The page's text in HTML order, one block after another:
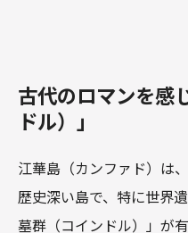
古代のロマンを感
ドル）」
江華島（カンファド）は
歴史深い島で、特に世界
墓群（コインドル）」が